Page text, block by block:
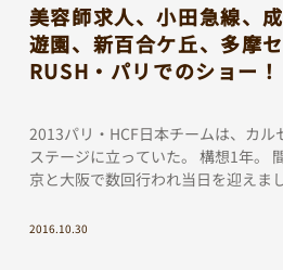
美容師求人、小田急線、
遊園、新百合ケ丘、多摩
RUSH・パリでのショー！
2013パリ・HCF日本チームは、カル
ステージに立っていた。 構想1年。
京と大阪で数回行われ当日を迎えま
2016.10.30